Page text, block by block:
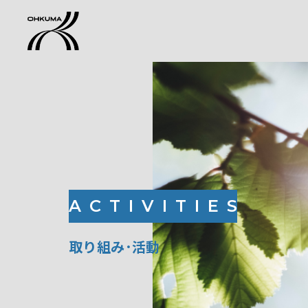
ACTIVITIES
取り組み･活動